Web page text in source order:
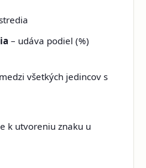
– udáva podiel (%)
všetkých jedincov s
k utvoreniu znaku u